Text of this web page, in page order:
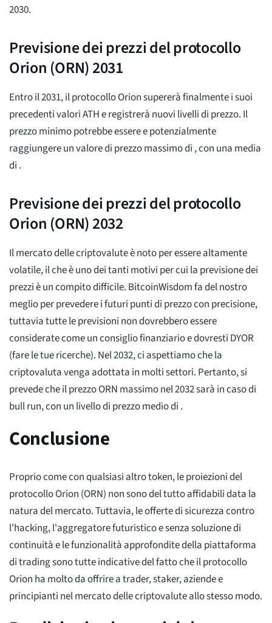
2030.
Previsione dei prezzi del protocollo
Orion (ORN) 2031
Entro il 2031, il protocollo Orion supererà finalmente i suoi
precedenti valori ATH e registrerà nuovi livelli di prezzo. Il
prezzo minimo potrebbe esseree potenzialmente
raggiungere un valore di prezzo massimo di , con una media
di .
Previsione dei prezzi del protocollo
Orion (ORN) 2032
Il mercato delle criptovalute è noto per essere altamente
volatile, il che è uno dei tanti motivi per cui la previsione dei
prezzi è un compito difficile. BitcoinWisdom fa del nostro
meglio per prevedere i futuri punti di prezzo con precisione,
tuttavia tutte le previsioni non dovrebbero essere
considerate come un consiglio finanziario e dovresti DYOR
(fare le tue ricerche). Nel 2032, ci aspettiamo che la
criptovaluta venga adottata in molti settori. Pertanto, si
prevede che il prezzo ORN massimo nel 2032 sarà in caso di
bull run, con un livello di prezzo medio di .
Conclusione
Proprio come con qualsiasi altro token, le proiezioni del
protocollo Orion (ORN) non sono del tutto affidabili data la
natura del mercato. Tuttavia, le offerte di sicurezza contro
l'hacking, l'aggregatore futuristico e senza soluzione di
continuità e le funzionalità approfondite della piattaforma
di trading sono tutte indicative del fatto che il protocollo
Orion ha molto da offrire a trader, staker, aziende e
principianti nel mercato delle criptovalute allo stesso modo.